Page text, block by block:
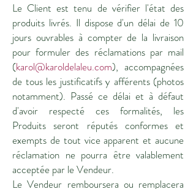
Le Client est tenu de vérifier l'état des
produits livrés. Il dispose d'un délai de 10
jours ouvrables à compter de la livraison
pour formuler des réclamations par mail
(karol@karoldelaleu.com), accompagnées
de tous les justificatifs y afférents (photos
notamment). Passé ce délai et à défaut
d'avoir respecté ces formalités, les
Produits seront réputés conformes et
exempts de tout vice apparent et aucune
réclamation ne pourra être valablement
acceptée par le Vendeur.
Le Vendeur remboursera ou remplacera